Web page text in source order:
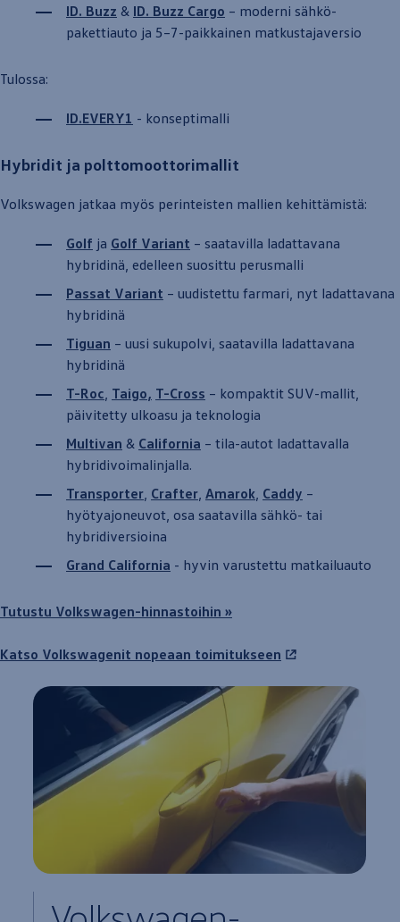
ID. Buzz & ID. Buzz Cargo – moderni sähkö­
pakettiauto ja 5–7-paikkainen matkustajaversio
Tulossa:
ID.EVERY1 - konseptimalli
Hybridit ja polttomoottorimallit
Volkswagen jatkaa myös perinteisten mallien kehittämistä:
Golf ja Golf Variant – saatavilla ladattavana
hybridinä, edelleen suosittu perusmalli
Passat Variant – uudistettu farmari, nyt ladattavana
hybridinä
Tiguan – uusi suku­polvi, saatavilla ladattavana
hybridinä
T-Roc, Taigo, T-Cross – kompaktit SUV-mallit,
päivitetty ulkoasu ja teknologia
Multivan & California – tila-autot ladattavalla
hybridivoimalinjalla.
Transporter, Crafter, Amarok, Caddy –
hyötyajoneuvot, osa saatavilla sähkö- tai
hybridiversioina
Grand California - hyvin varustettu matkailu­auto
Tutustu Volkswagen-hinnastoihin »
Katso Volkswagenit nopeaan toimitukseen